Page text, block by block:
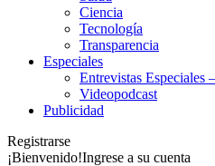
Ciencia
Tecnología
Transparencia
Especiales
Entrevistas Especiales
Videopodcast
Publicidad
Registrarse
¡Bienvenido!Ingrese a su cuenta